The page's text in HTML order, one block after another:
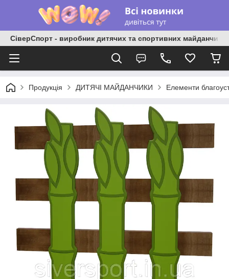
СіверСпорт - виробник дитячих та спортивних майданчиків
Продукція ДИТЯЧІ МАЙДАНЧИКИ Елементи